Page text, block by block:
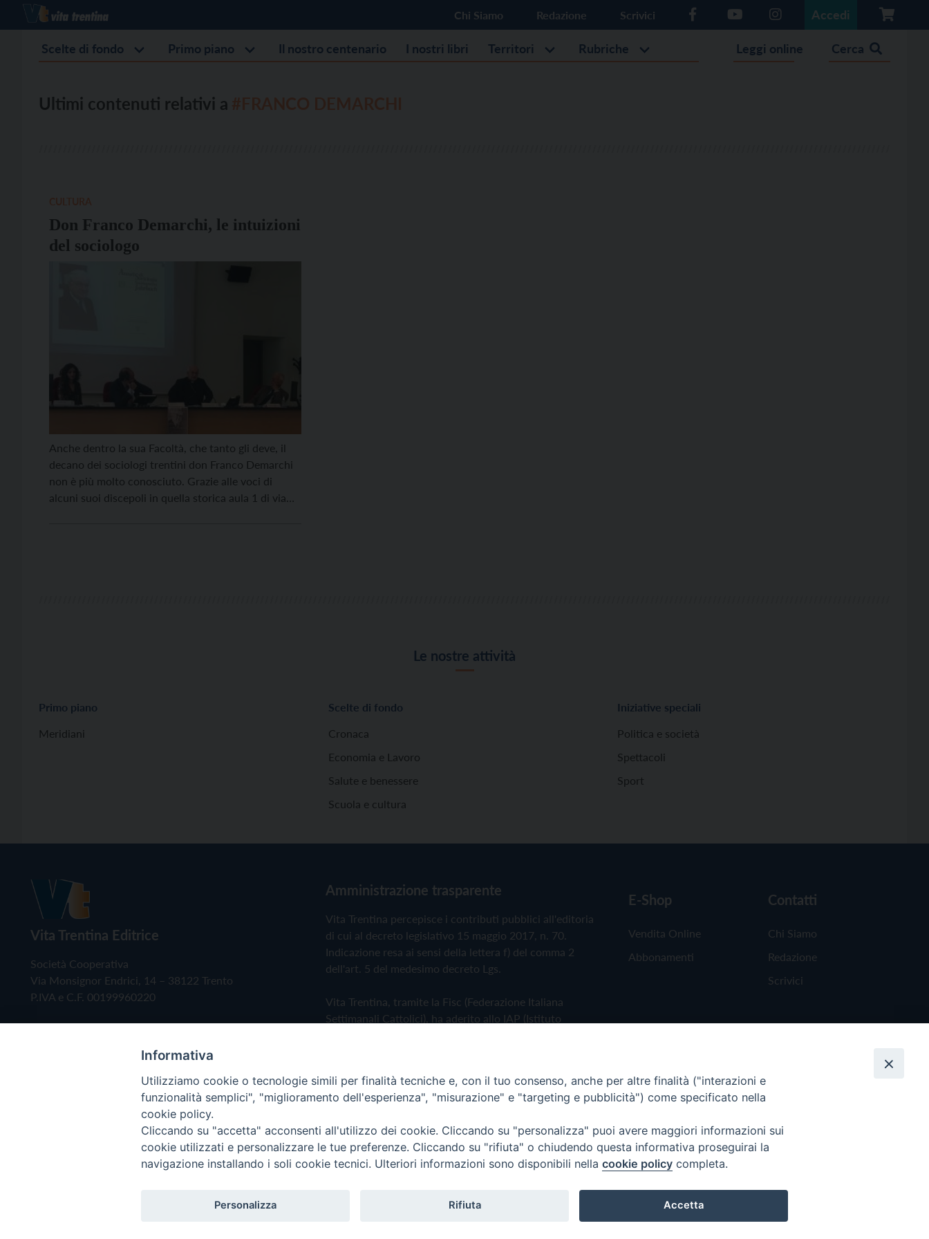
Chi Siamo Redazione Scrivici Accedi
Scelte di fondo Primo piano Il nostro centenario I nostri libri Territori Rubriche Leggi online Cerca
Ultimi contenuti relativi a
Don Franco Demarchi, le intuizioni
del sociologo
Anche dentro la sua Facoltà, che tanto gli deve, il
decano dei sociologi trentini don Franco Demarchi
non è più molto conosciuto. Grazie alle voci di
alcuni suoi discepoli in quella storica aula 1 di via
Le nostre attività
Primo piano
Meridiani
Scelte di fondo
Cronaca
Economia e Lavoro
Salute e benessere
Scuola e cultura
Iniziative speciali
Politica e società
Spettacoli
Sport
Vita Trentina Editrice
Società Cooperativa
Via Monsignor Endrici, 14 – 38122 Trento
P.IVA e C.F. 00199960220
Amministrazione trasparente
Vita Trentina percepisce i contributi pubblici all'editoria
di cui al decreto legislativo 15 maggio 2017, n. 70.
Indicazione resa ai sensi della lettera f) del comma 2
dell'art. 5 del medesimo decreto Lgs.
Vita Trentina, tramite la Fisc (Federazione Italiana
Settimanali Cattolici), ha aderito allo IAP (Istituto
Privacy Policy Cookie Policy
E-Shop
Vendita Online
Abbonamenti
Contatti
Chi Siamo
Redazione
Scrivici
Copyright © 2019 - Tutti i diritti riservati - Vita Trentina Editrice
Informativa
Utilizziamo cookie o tecnologie simili per finalità tecniche e, con il tuo consenso, anche per altre finalità ("interazioni e
funzionalità semplici", "miglioramento dell'esperienza", "misurazione" e "targeting e pubblicità") come specificato nella
cookie policy.
Cliccando su "accetta" acconsenti all'utilizzo dei cookie. Cliccando su "personalizza" puoi avere maggiori informazioni sui
cookie utilizzati e personalizzare le tue preferenze. Cliccando su "rifiuta" o chiudendo questa informativa proseguirai la
navigazione installando i soli cookie tecnici. Ulteriori informazioni sono disponibili nella cookie policy completa.
Personalizza Rifiuta Accetta